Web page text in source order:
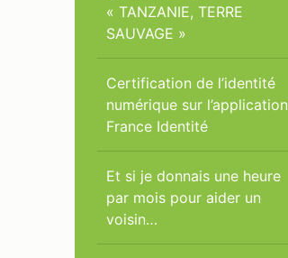
« TANZANIE, TERRE
SAUVAGE »
Certification de l’identité
numérique sur l’application
France Identité
Et si je donnais une heure
par mois pour aider un
voisin…